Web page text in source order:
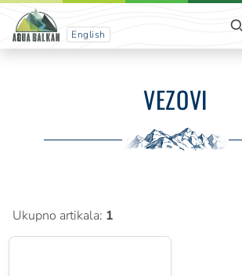
English
VEZOVI
Ukupno artikala: 1